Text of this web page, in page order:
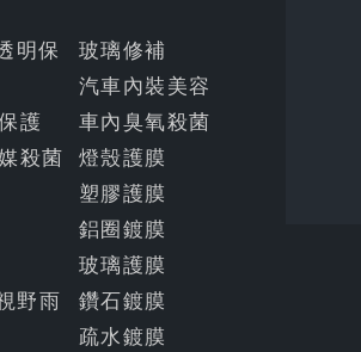
明保
玻璃修補
汽車內裝美容
護
車內臭氧殺菌
殺菌
燈殼護膜
塑膠護膜
鋁圈鍍膜
玻璃護膜
野雨
鑽石鍍膜
疏水鍍膜